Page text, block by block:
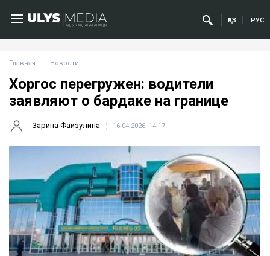
ҚАЗ РУС
Главная Новости
Хоргос перегружен: водители
заявляют о бардаке на границе
Зарина Файзулина 16.04.2026, 14:17